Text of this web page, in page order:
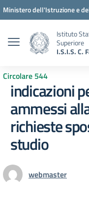
Vai ai contenuti
Vai al menu di navigazione
Vai al footer
Ministero dell'Istruzione e
Istituto
Superiore
I.S.I.S. C.
Circolare 544
indicazioni
ammessi
richieste
studio
webmaster